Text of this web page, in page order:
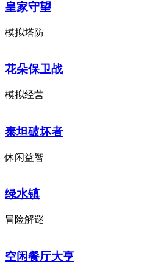
皇家守望
模拟塔防
花朵保卫战
模拟经营
泰坦破坏者
休闲益智
绿水镇
冒险解谜
空闲餐厅大亨